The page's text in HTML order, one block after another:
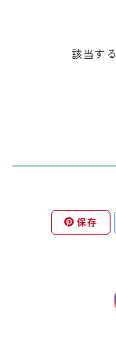
帽子
該当す
保存